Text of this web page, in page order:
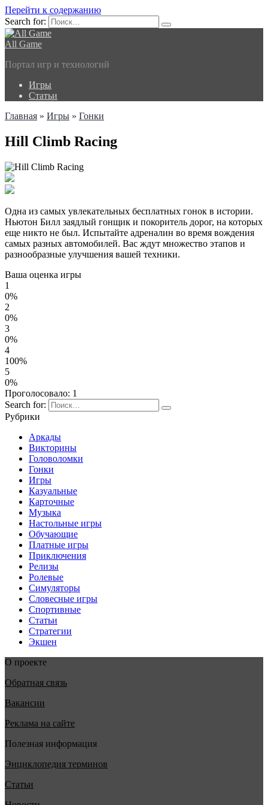
Перейти к содержанию
Search for:
All Game
Портал игр и технологий
Игры
Статьи
Главная » Игры » Гонки
Hill Climb Racing
Одна из самых увлекательных бесплатных гонок в истории.
Ньютон Билл заядлый гонщик и покоритель дорог, на которых
еще никто не был. Испытайте адреналин во время вождения
самых разных автомобилей. Вас ждут множество этапов и
разнообразные улучшения вашей техники.
Ваша оценка игры
1
0%
2
0%
3
0%
4
100%
5
0%
Проголосовало: 1
Search for:
Рубрики
Аркады
Викторины
Головоломки
Гонки
Игры
Казуальные
Карточные
Музыка
Настольные игры
Обучающие
Платные игры
Приключения
Релизы
Ролевые
Симуляторы
Словесные игры
Спортивные
Статьи
Стратегии
Экшен
О проекте
Обратная связь
Вакансии
Реклама на сайте
Полезная информация
Энциклопедия терминов
Статьи